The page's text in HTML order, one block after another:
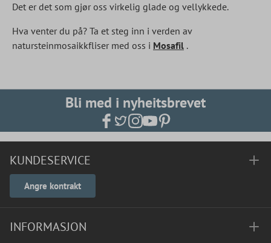
Det er det som gjør oss virkelig glade og vellykkede.
Hva venter du på? Ta et steg inn i verden av
natursteinmosaikkfliser med oss i Mosafil .
Bli med i nyheitsbrevet
KUNDESERVICE
Angre kontrakt
INFORMASJON